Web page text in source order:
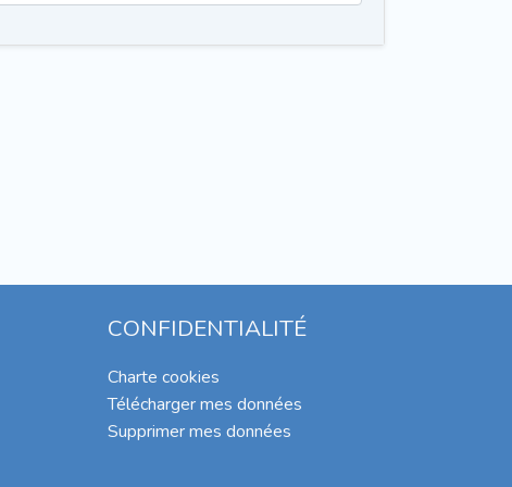
CONFIDENTIALITÉ
Charte cookies
Télécharger mes données
Supprimer mes données